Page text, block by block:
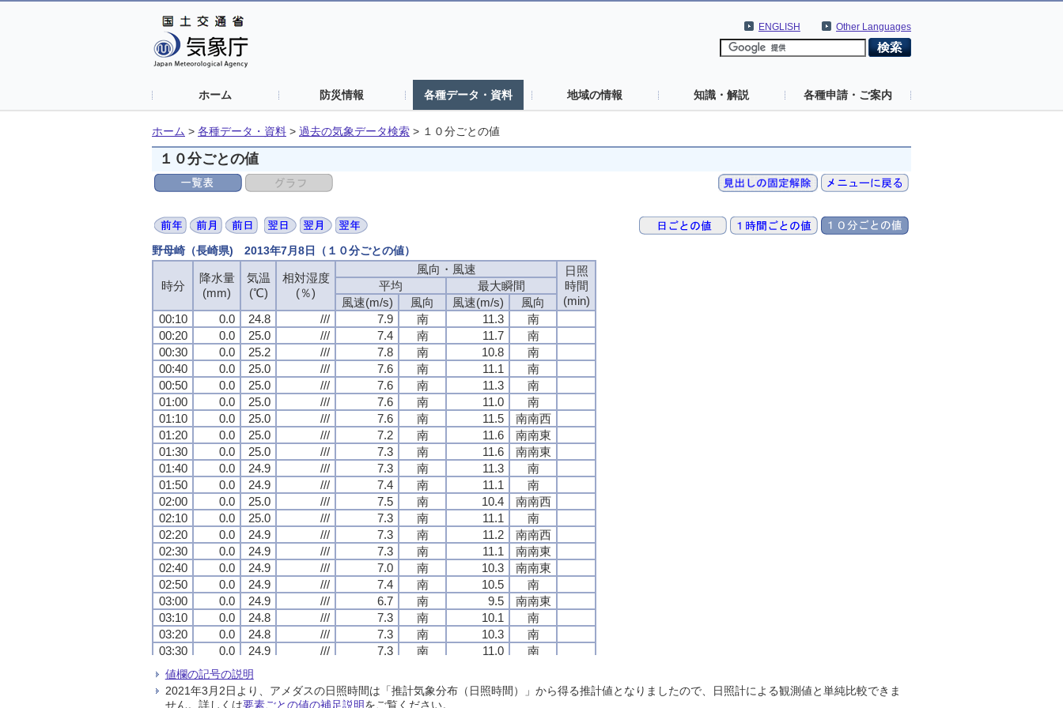
Other Languages
ENGLISH
ホーム 防災情報 各種データ・資料 地域の情報 知識・解説 各種申請・ご案内
ホーム > 各種データ・資料 > 過去の気象データ検索 > １０分ごとの値
１０分ごとの値
野母崎（長崎県) 2013年7月8日（１０分ごとの値）
時分
降水量
(mm)
気温
(℃)
相対湿度
(％)
風向・風速
日照
時間
(min)
平均
最大瞬間
風速(m/s)
風向 風速(m/s)
風向
00:10
0.0 24.8 /// 7.9 南 11.3
南
00:20
0.0 25.0 /// 7.4 南 11.7
南
00:30
0.0 25.2 /// 7.8 南 10.8
南
00:40
0.0 25.0 /// 7.6 南 11.1
南
00:50
0.0 25.0 /// 7.6 南 11.3
南
01:00
0.0 25.0 /// 7.6 南 11.0
南
01:10
0.0 25.0 /// 7.6 南 11.5
南南西
01:20
0.0 25.0 /// 7.2 南 11.6
南南東
01:30
0.0 25.0 /// 7.3 南 11.6
南南東
01:40
0.0 24.9 /// 7.3 南 11.3
南
01:50
0.0 24.9 /// 7.4 南 11.1
南
02:00
0.0 25.0 /// 7.5 南 10.4
南南西
02:10
0.0 25.0 /// 7.3 南 11.1
南
02:20
0.0 24.9 /// 7.3 南 11.2
南南西
02:30
0.0 24.9 /// 7.3 南 11.1
南南東
02:40
0.0 24.9 /// 7.0 南 10.3
南南東
02:50
0.0 24.9 /// 7.4 南 10.5
南
03:00
0.0 24.9 /// 6.7 南 9.5
南南東
03:10
0.0 24.8 /// 7.3 南 10.1
南
03:20
0.0 24.8 /// 7.3 南 10.3
南
03:30
0.0 24.9 /// 7.3 南 11.0
南
03:40
0.0 24.9
03:50
0.0 24.8 /// 7.5 南 10.6
南
04:00
0.0 24.9 /// 7.2 南 10.0 南
時分
降水量
(mm)
気温
(℃)
相対湿度
(％)
風向・風速
日照
時間
(min)
平均
最大瞬間
風速(m/s)
風向 風速(m/s)
風向
00:10
0.0 24.8 /// 7.9 南 11.3
南
00:20
0.0 25.0 /// 7.4 南 11.7
南
00:30
0.0 25.2 /// 7.8 南 10.8
南
00:40
0.0 25.0 /// 7.6 南 11.1
南
00:50
0.0 25.0 /// 7.6 南 11.3
南
01:00
0.0 25.0 /// 7.6 南 11.0
南
01:10
0.0 25.0 /// 7.6 南 11.5
南南西
01:20
0.0 25.0 /// 7.2 南 11.6
南南東
01:30
0.0 25.0 /// 7.3 南 11.6
南南東
01:40
0.0 24.9 /// 7.3 南 11.3
南
01:50
0.0 24.9 /// 7.4 南 11.1
南
02:00
0.0 25.0 /// 7.5 南 10.4
南南西
02:10
0.0 25.0 /// 7.3 南 11.1
南
02:20
0.0 24.9 /// 7.3 南 11.2
南南西
02:30
0.0 24.9 /// 7.3 南 11.1
南南東
02:40
0.0 24.9 /// 7.0 南 10.3
南南東
02:50
0.0 24.9 /// 7.4 南 10.5
南
03:00
0.0 24.9 /// 6.7 南 9.5
南南東
03:10
0.0 24.8 /// 7.3 南 10.1
南
03:20
0.0 24.8 /// 7.3 南 10.3
南
03:30
0.0 24.9 /// 7.3 南 11.0
南
03:40
0.0 24.9
03:50
0.0 24.8 /// 7.5 南 10.6
南
04:00
0.0 24.9 /// 7.2 南 10.0 南
時分
降水量
(mm)
気温
(℃)
相対湿度
(％)
風向・風速
日照
時間
(min)
平均
最大瞬間
風速(m/s)
風向 風速(m/s)
風向
00:10
0.0 24.8 /// 7.9 南 11.3
南
00:20
0.0 25.0 /// 7.4 南 11.7
南
00:30
0.0 25.2 /// 7.8 南 10.8
南
00:40
0.0 25.0 /// 7.6 南 11.1
南
00:50
0.0 25.0 /// 7.6 南 11.3
南
01:00
0.0 25.0 /// 7.6 南 11.0
南
01:10
0.0 25.0 /// 7.6 南 11.5
南南西
01:20
0.0 25.0 /// 7.2 南 11.6
南南東
01:30
0.0 25.0 /// 7.3 南 11.6
南南東
01:40
0.0 24.9 /// 7.3 南 11.3
南
01:50
0.0 24.9 /// 7.4 南 11.1
南
02:00
0.0 25.0 /// 7.5 南 10.4
南南西
02:10
0.0 25.0 /// 7.3 南 11.1
南
02:20
0.0 24.9 /// 7.3 南 11.2
南南西
02:30
0.0 24.9 /// 7.3 南 11.1
南南東
02:40
0.0 24.9 /// 7.0 南 10.3
南南東
02:50
0.0 24.9 /// 7.4 南 10.5
南
03:00
0.0 24.9 /// 6.7 南 9.5
南南東
03:10
0.0 24.8 /// 7.3 南 10.1
南
03:20
0.0 24.8 /// 7.3 南 10.3
南
03:30
0.0 24.9 /// 7.3 南 11.0
南
03:40
0.0 24.9
03:50
0.0 24.8 /// 7.5 南 10.6
南
04:00
0.0 24.9 /// 7.2 南 10.0 南
時分
降水量
(mm)
気温
(℃)
相対湿度
(％)
風向・風速
日照
時間
(min)
平均
最大瞬間
風速(m/s)
風向 風速(m/s)
風向
00:10
0.0 24.8 /// 7.9 南 11.3
南
00:20
0.0 25.0 /// 7.4 南 11.7
南
00:30
0.0 25.2 /// 7.8 南 10.8
南
00:40
0.0 25.0 /// 7.6 南 11.1
南
00:50
0.0 25.0 /// 7.6 南 11.3
南
01:00
0.0 25.0 /// 7.6 南 11.0
南
01:10
0.0 25.0 /// 7.6 南 11.5
南南西
01:20
0.0 25.0 /// 7.2 南 11.6
南南東
01:30
0.0 25.0 /// 7.3 南 11.6
南南東
01:40
0.0 24.9 /// 7.3 南 11.3
南
01:50
0.0 24.9 /// 7.4 南 11.1
南
02:00
0.0 25.0 /// 7.5 南 10.4
南南西
02:10
0.0 25.0 /// 7.3 南 11.1
南
02:20
0.0 24.9 /// 7.3 南 11.2
南南西
02:30
0.0 24.9 /// 7.3 南 11.1
南南東
02:40
0.0 24.9 /// 7.0 南 10.3
南南東
02:50
0.0 24.9 /// 7.4 南 10.5
南
03:00
0.0 24.9 /// 6.7 南 9.5
南南東
03:10
0.0 24.8 /// 7.3 南 10.1
南
03:20
0.0 24.8 /// 7.3 南 10.3
南
03:30
0.0 24.9 /// 7.3 南 11.0
南
03:40
0.0 24.9
03:50
0.0 24.8 /// 7.5 南 10.6
南
04:00
0.0 24.9 /// 7.2 南 10.0 南
値欄の記号の説明
2021年3月2日より、アメダスの日照時間は「推計気象分布（日照時間）」から得る推計値となりましたので、日照計による観測値と単純比較できま
せん。詳しくは要素ごとの値の補足説明をご覧ください。